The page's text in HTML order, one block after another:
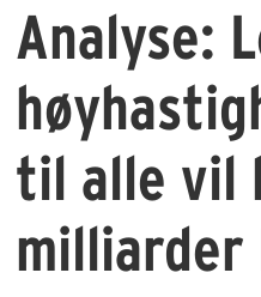
Analyse:
til alle vil
milliarder